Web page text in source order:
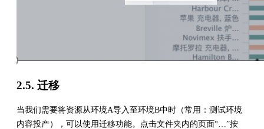
2.5. 迁移
当我们需要将资源从环境A导入至环境B中时（常用：测试环境
内容投产），可以使用迁移功能。点击文件夹内的页面“…”按